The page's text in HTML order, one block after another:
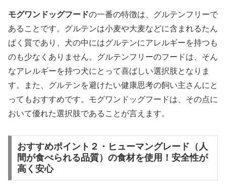
モグワンドッグフードの一番の特徴は、グルテンフリーで
あることです。グルテンは小麦や大麦などに含まれるたん
ぱく質であり、犬の中にはグルテンにアレルギーを持つも
のも少なくありません。グルテンフリーのフードは、そん
なアレルギーを持つ犬にとって喜ばしい選択肢となりま
す。また、グルテンを避けたい健康思考の飼い主さんにと
ってもおすすめです。モグワンドッグフードは、その点に
おいて優れた選択肢であることが言えます。
おすすめポイント２・ヒューマングレード（人
間が食べられる品質）の食材を使用！安全性が
高く安心